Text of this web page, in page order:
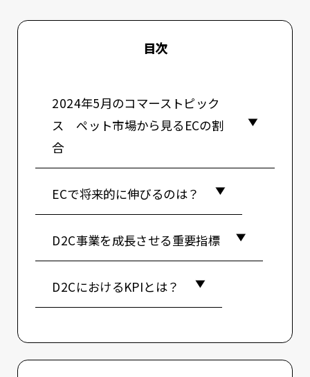
目次
2024年5月のコマーストピック
ス ペット市場から見るECの割
合
ECで将来的に伸びるのは？
D2C事業を成長させる重要指標
D2CにおけるKPIとは？